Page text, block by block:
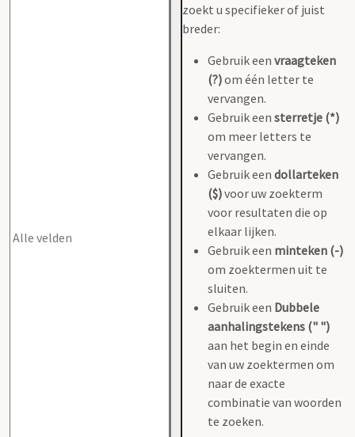
zoekt u specifieker of juist
breder:
Gebruik een vraagteken
(?)om één letter te
vervangen.
Gebruik een sterretje (*)
om meer letters te
vervangen.
Gebruik een dollarteken
($)voor uw zoekterm
voor resultaten die op
elkaar lijken.
Gebruik een minteken (-)
om zoektermen uit te
sluiten.
Gebruik een Dubbele
aanhalingstekens (" ")
aan het begin en einde
van uw zoektermen om
naar de exacte
combinatie van woorden
te zoeken.